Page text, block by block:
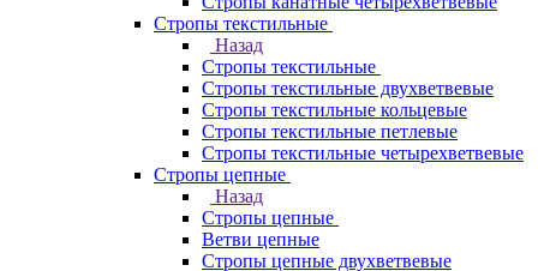
Стропы текстильные
Назад
Стропы текстильные
Стропы текстильные двухветвевые
Стропы текстильные кольцевые
Стропы текстильные петлевые
Стропы текстильные четырехветвевые
Стропы цепные
Назад
Стропы цепные
Ветви цепные
Стропы цепные двухветвевые